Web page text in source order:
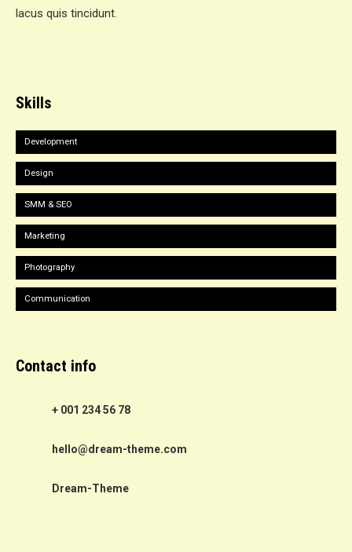
lacus quis tincidunt.
Skills
Development
Design
SMM & SEO
Marketing
Photography
Communication
Contact info
+ 001 234 56 78
hello@dream-theme.com
Dream-Theme